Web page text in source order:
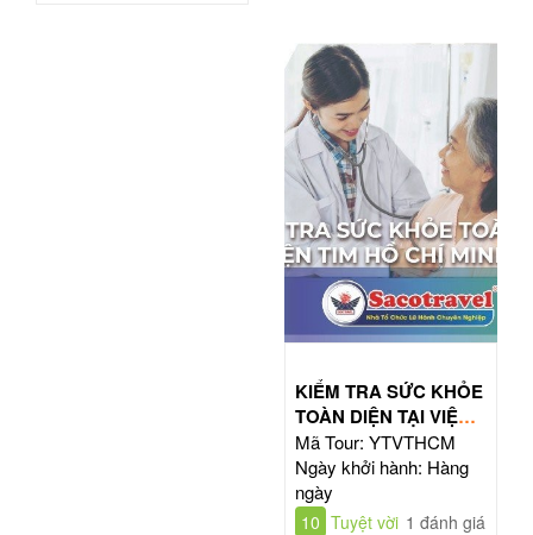
KIỂM TRA SỨC KHỎE
TOÀN DIỆN TẠI VIỆN
TIM HỒ CHÍ MINH
Mã Tour: YTVTHCM
Ngày khởi hành: Hàng
ngày
10 Tuyệt vời 1 đánh giá